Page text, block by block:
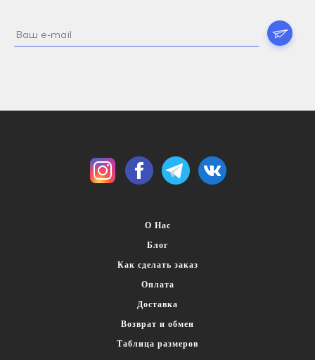
О Нас
Блог
Как сделать заказ
Оплата
Доставка
Возврат и обмен
Таблица размеров